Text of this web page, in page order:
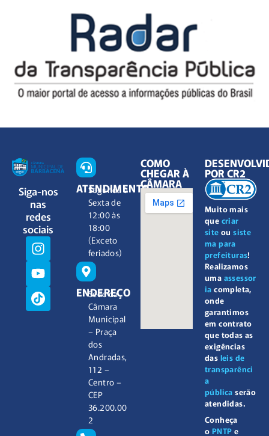
Siga-nos
nas
redes
sociais
ATENDIMENTO
Segunda à
Sexta de
12:00 às
18:00
(Exceto
feriados)
ENDEREÇO
Sede da
Câmara
Municipal
– Praça
dos
Andradas,
112 –
Centro –
CEP
36.200.00
2
COMO
CHEGAR À
CÂMARA
Muito mais
que criar
site ousiste
ma para
prefeituras!
Realizamos
uma assessor
ia completa,
onde
garantimos
em contrato
que todas as
exigências
das leis de
transparênci
a
pública serão
atendidas.
Conheça
o PNTP e
POR CR2